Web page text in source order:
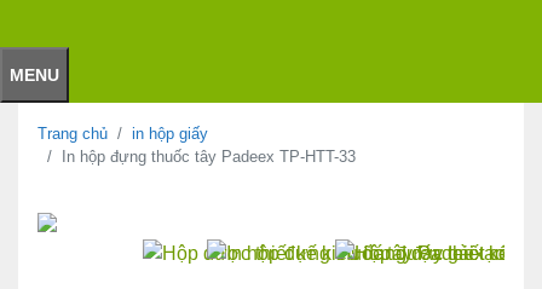
MENU
Trang chủ
in hộp giấy
In hộp đựng thuốc tây Padeex TP-HTT-33